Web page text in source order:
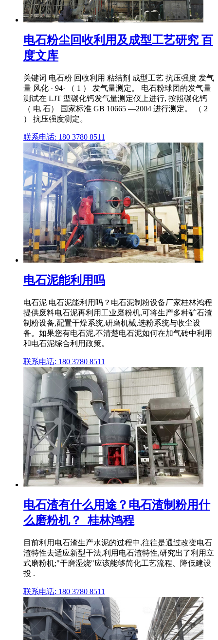
电石粉尘回收利用及成型工艺研究 百
度文库
关键词 电石粉 回收利用 粘结剂 成型工艺 抗压强度 发气
量 风化 · 94· （ 1 ） 发气量测定。 电石粉球团的发气量
测试在 LJT 型碳化钙发气量测定仪上进行, 按照碳化钙
（ 电 石） 国家标准 GB 10665 —2004 进行测定。 （ 2
） 抗压强度测定。
联系电话: 180 3780 8511
电石泥能利用吗
电石泥 电石泥能利用吗？电石泥制粉设备厂家桂林鸿程
提供废料电石泥再利用工业磨粉机,可将生产多种矿石渣
制粉设备,配置干燥系统,研磨机械,选粉系统与收尘设
备。如果您有电石泥,不清楚电石泥如何在加气砖中利用
和电石泥综合利用政策。
联系电话: 180 3780 8511
电石渣有什么用途？电石渣制粉用什
么磨粉机？_桂林鸿程
目前利用电石渣生产水泥的过程中,往往是通过改变电石
渣特性去适应新型干法,利用电石渣特性,研究出了利用立
式磨粉机;"干磨湿烧"应该能够简化工艺流程、降低建设
投 .
联系电话: 180 3780 8511